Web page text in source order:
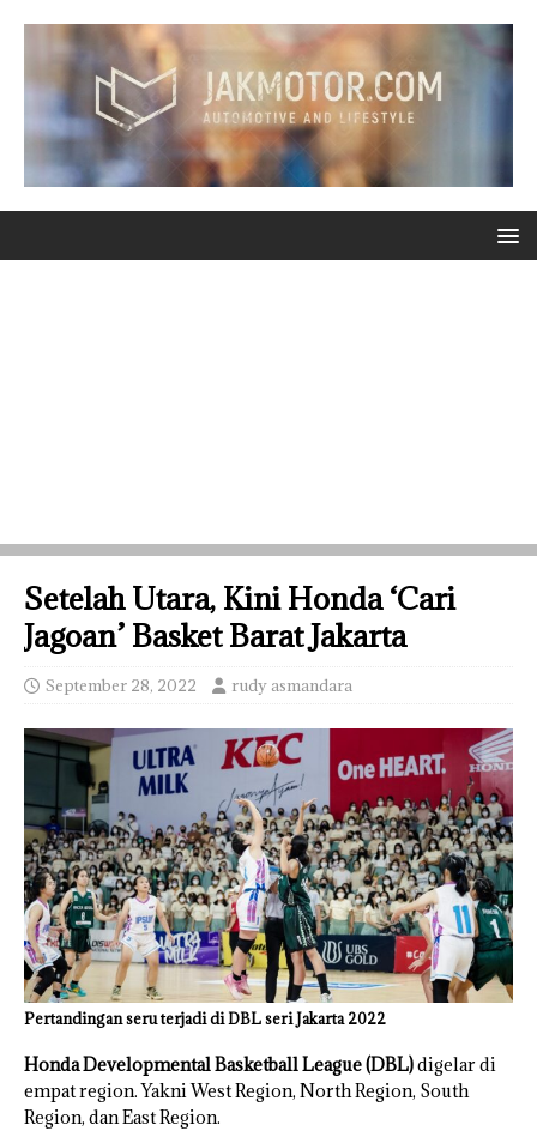
Setelah Utara, Kini Honda ‘Cari
Jagoan’ Basket Barat Jakarta
September 28, 2022 rudy asmandara
Pertandingan seru terjadi di DBL seri Jakarta 2022
Honda Developmental Basketball League (DBL)digelar di
empat region. Yakni West Region, North Region, South
Region, dan East Region.